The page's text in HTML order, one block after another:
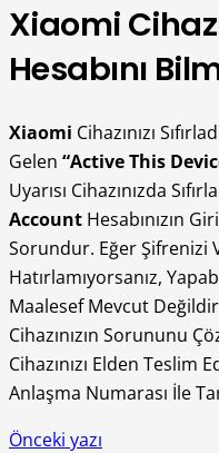
Xiaomi
Hesabını
Xiaomi Cihazınızı
Gelen “Active This
Uyarısı Cihazınızda
Account Hesabınızın
Sorundur. Eğer Şifrenizi
Hatırlamıyorsanız,
Maalesef Mevcut
Cihazınızın Sorununu
Cihazınızı Elden Teslim
Anlaşma Numarası İle
Önceki yazı